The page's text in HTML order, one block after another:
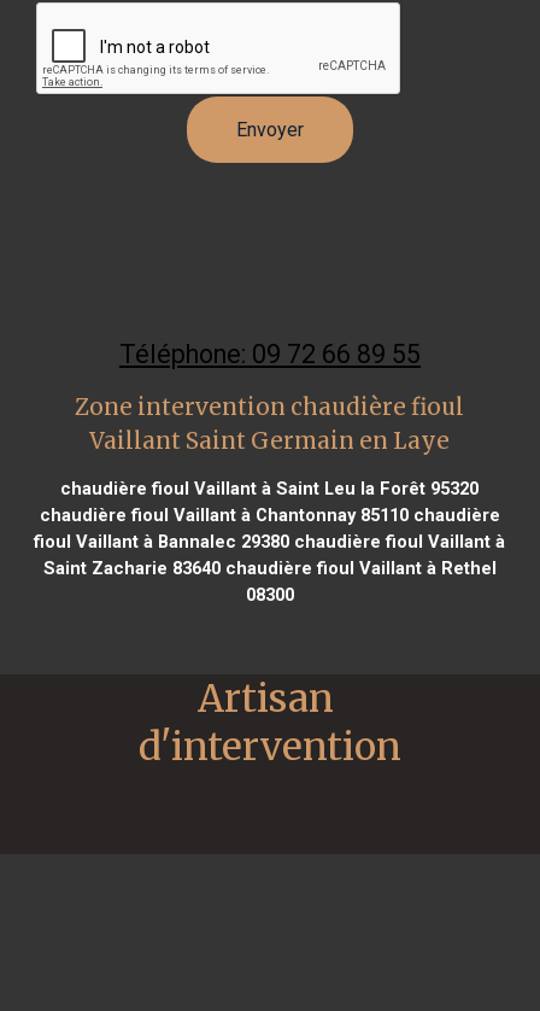
Téléphone: 09 72 66 89 55
Zone intervention chaudière fioul
Vaillant Saint Germain en Laye
chaudière fioul Vaillant à Saint Leu la Forêt 95320
chaudière fioul Vaillant à Chantonnay 85110chaudière
fioul Vaillant à Bannalec 29380 chaudière fioul Vaillant à
Saint Zacharie 83640chaudière fioul Vaillant à Rethel
08300
Artisan
d'intervention